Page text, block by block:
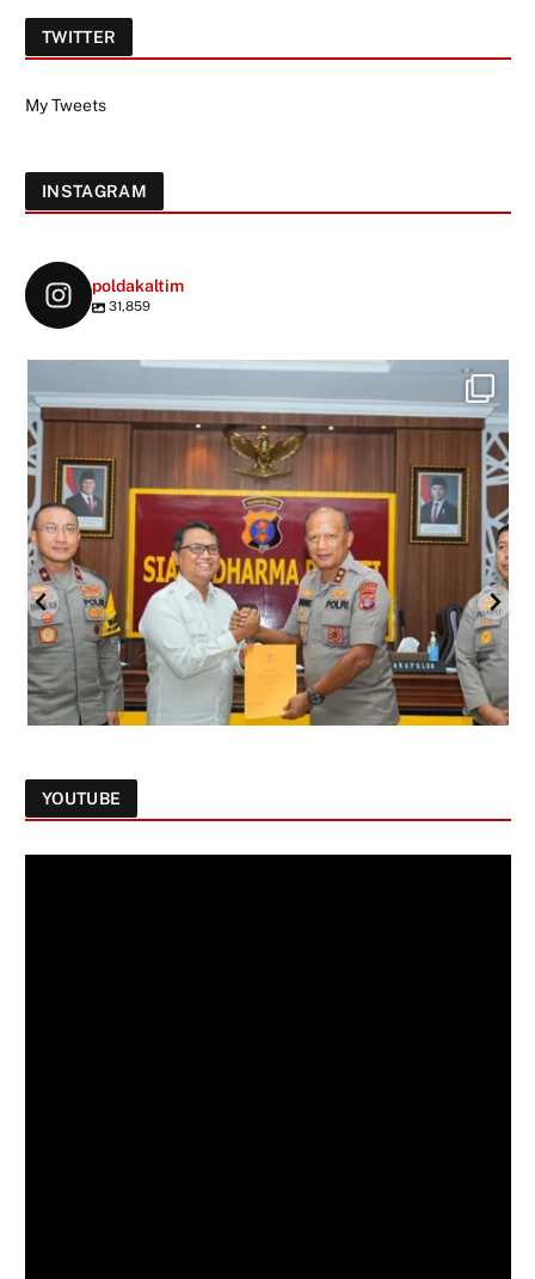
TWITTER
My Tweets
INSTAGRAM
poldakaltim
31,859
YOUTUBE